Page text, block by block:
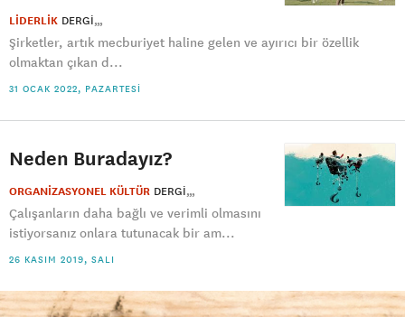
LİDERLİK DERGI
Şirketler, artık mecburiyet haline gelen ve ayırıcı bir özellik
olmaktan çıkan d...
31 OCAK 2022, PAZARTESI
Neden Buradayız?
ORGANİZASYONEL KÜLTÜR DERGI
Çalışanların daha bağlı ve verimli olmasını
istiyorsanız onlara tutunacak bir am...
26 KASIM 2019, SALI